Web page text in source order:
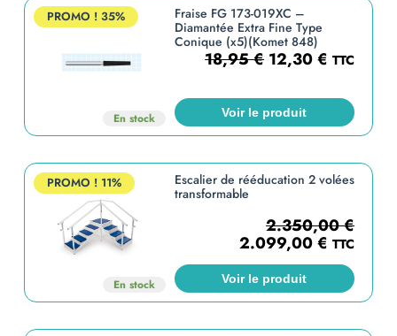
PROMO ! 35%
En stock
Fraise FG 173-019XC –
Diamantée Extra Fine Type
Conique (x5)(Komet 848)
18,95€ 12,30€ TTC
Voir le produit
PROMO ! 11%
En stock
Escalier de rééducation 2 volées
transformable
2.350,00€
2.099,00€ TTC
Voir le produit